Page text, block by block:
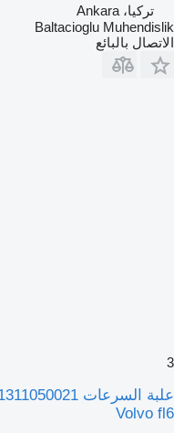
تركيا، Ankara
Baltacioglu Muhendislik
الاتصال بالبائع
3
Volvo fl6